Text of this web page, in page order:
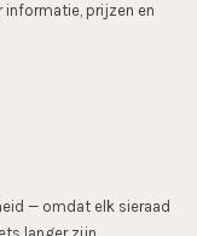
informatie, prijzen en
— omdat elk sieraad